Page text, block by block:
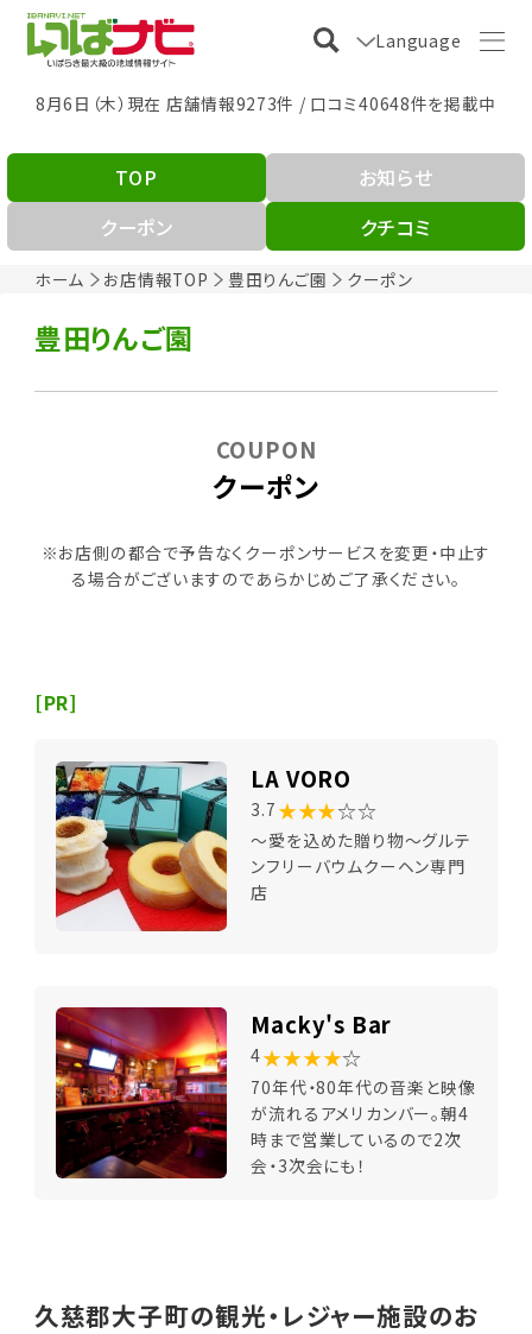
Language
8月6日（木）現在 店舗情報9273件 / 口コミ40648件を掲載中
ホーム お店情報TOP 豊田りんご園 クーポン
TOP
お知らせ
クーポン
クチコミ
豊田りんご園
クーポン
COUPON
※お店側の都合で予告なくクーポンサービスを変更・中止す
る場合がございますのであらかじめご了承ください。
[PR]
LA VORO
3.7 ★★★☆☆
～愛を込めた贈り物～グルテ
ンフリーバウムクーヘン専門
店
Macky's Bar
4★★★★☆
70年代・80年代の音楽と映像
が流れるアメリカンバー。朝4
時まで営業しているので2次
会・3次会にも！
久慈郡大子町の観光・レジャー施設のお